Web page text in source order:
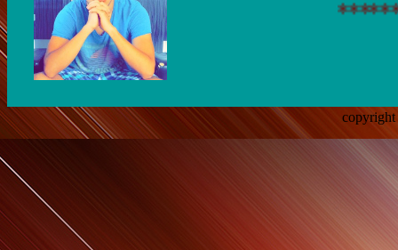
********
copyright